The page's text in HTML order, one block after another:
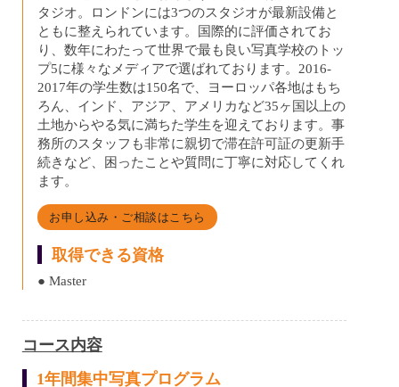
タジオ。ロンドンには3つのスタジオが最新設備と
ともに整えられています。国際的に評価されてお
り、数年にわたって世界で最も良い写真学校のトッ
プ5に様々なメディアで選ばれております。2016-
2017年の学生数は150名で、ヨーロッパ各地はもち
ろん、インド、アジア、アメリカなど35ヶ国以上の
土地からやる気に満ちた学生を迎えております。事
務所のスタッフも非常に親切で滞在許可証の更新手
続きなど、困ったことや質問に丁寧に対応してくれ
ます。
お申し込み・ご相談はこちら
取得できる資格
● Master
コース内容
1年間集中写真プログラム